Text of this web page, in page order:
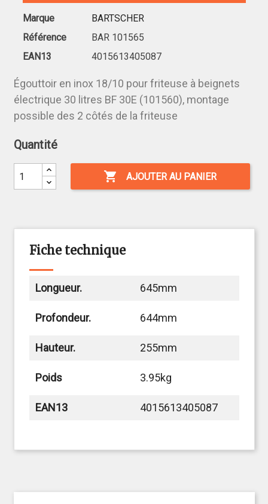
Marque
BARTSCHER
Référence
BAR 101565
EAN13
4015613405087
Égouttoir en inox 18/10 pour friteuse à beignets
électrique 30 litres BF 30E (101560), montage
possible des 2 côtés de la friteuse
Quantité
 AJOUTER AU PANIER
Fiche technique
Longueur. 645mm
Profondeur. 644mm
Hauteur. 255mm
Poids 3.95kg
EAN13 4015613405087